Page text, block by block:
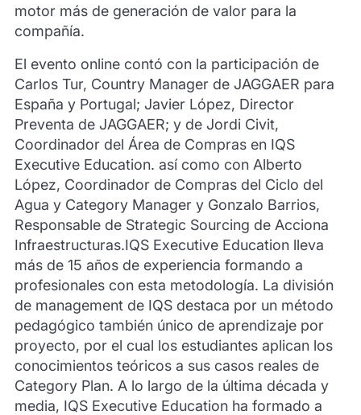
motor más de generación de valor para la
compañía.
El evento online contó con la participación de
Carlos Tur, Country Manager de JAGGAER para
España y Portugal; Javier López, Director
Preventa de JAGGAER; y de Jordi Civit,
Coordinador del Área de Compras en IQS
Executive Education. así como con Alberto
López, Coordinador de Compras del Ciclo del
Agua y Category Manager y Gonzalo Barrios,
Responsable de Strategic Sourcing de Acciona
Infraestructuras.IQS Executive Education lleva
más de 15 años de experiencia formando a
profesionales con esta metodología. La división
de management de IQS destaca por un método
pedagógico también único de aprendizaje por
proyecto, por el cual los estudiantes aplican los
conocimientos teóricos a sus casos reales de
Category Plan. A lo largo de la última década y
media, IQS Executive Education ha formado a